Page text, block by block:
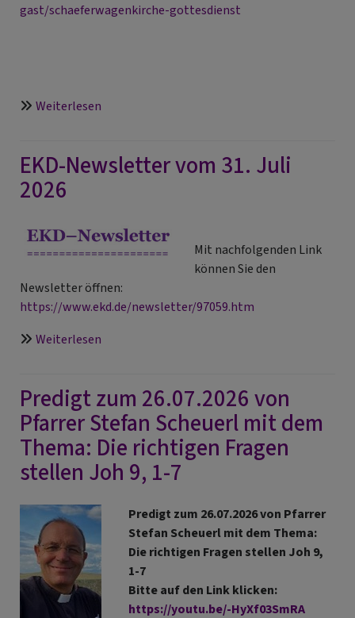
gast/schaeferwagenkirche-gottesdienst
Weiterlesen
Tourismusseelsorge
für
Gäste
Einheimische
EKD-Newsletter vom 31. Juli
2026
Mit nachfolgenden Link
können Sie den
Newsletter öffnen:
https://www.ekd.de/newsletter/97059.htm
Weiterlesen
vom
31.
Juli
2026
Predigt zum 26.07.2026 von
Pfarrer Stefan Scheuerl mit dem
Thema: Die richtigen Fragen
stellen Joh 9, 1-7
Predigt zum 26.07.2026 von Pfarrer
Stefan Scheuerl mit dem Thema:
Die richtigen Fragen stellen Joh 9,
1-7
Bitte auf den Link klicken:
https://youtu.be/-HyXf03SmRA